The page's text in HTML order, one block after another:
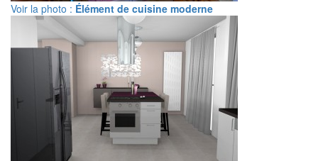
Voir la photo : Élément de cuisine moderne